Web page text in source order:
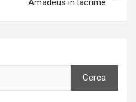
Amadeus in lacrime
Cerca